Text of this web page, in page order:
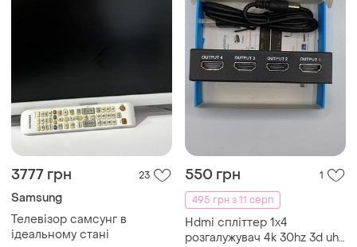
3777 грн 23
Samsung
Телевізор самсунг в
ідеальному стані
550 грн
1
495 грн з 11 серп
Hdmi спліттер 1х4
розгалужувач 4k 30hz 3d uhd